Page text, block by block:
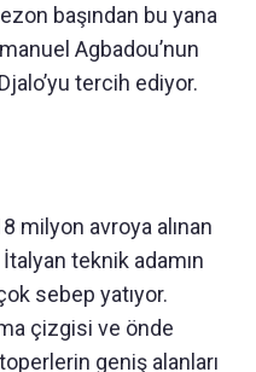
başından bu yana
Agbadou’nun
tercih ediyor.
milyon avroya alınan
teknik adamın
sebep yatıyor.
çizgisi ve önde
geniş alanları